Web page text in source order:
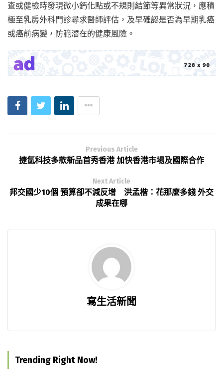
查或健檢時發現微小鈣化點或不規則結節等異常狀況，應積
極至乳房外科門診尋求醫師評估，及早確認是否為早期乳癌
或癌前病變，防範潛在的健康風險。
Previous Article
捷氫科技多款新品首秀香港 加快香港市場及國際合作
Next Article
邦交國少10個 預算卻不減反增 洪孟楷：花那麼多錢 外交
成果在哪
寫生活新聞
Trending Right Now!